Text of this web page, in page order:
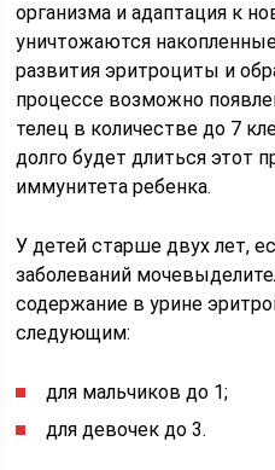
организма и адаптация к
уничтожаются
развития эритроциты и
процессе возможно
телец в количестве до 7
долго будет длиться этот
иммунитета ребенка.
У детей старше двух лет,
заболеваний
содержание в урине
следующим:
для мальчиков до 1;
для девочек до 3.